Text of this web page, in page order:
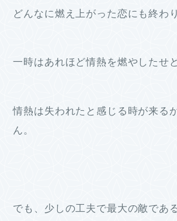
どんなに燃え上がった恋にも終わ
一時はあれほど情熱を燃やしたせ
情熱は失われたと感じる時が来る
ん。
でも、少しの工夫で最大の敵であ